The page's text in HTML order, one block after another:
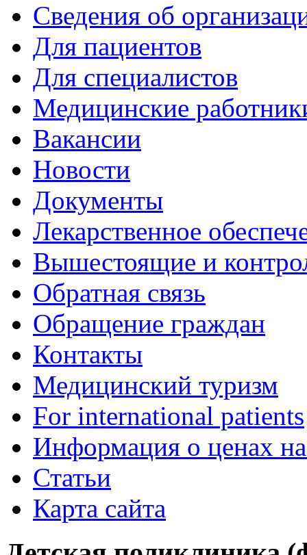
Сведения об
Для пациентов
Для специалистов
Медицинские
Вакансии
Новости
Документы
Лекарственное
Вышестоящие и
Обратная связь
Обращение граждан
Контакты
Медицинский туризм
For international patients
Информация о ценах
Статьи
Карта сайта